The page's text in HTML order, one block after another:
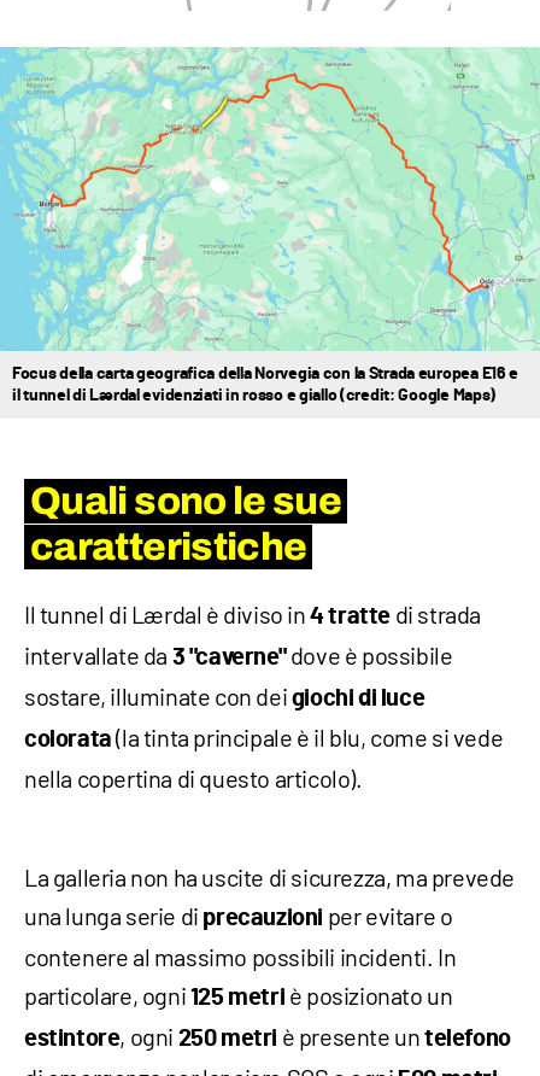
Focus della carta geografica della Norvegia con la Strada europea E16 e
il tunnel di Lærdal evidenziati in rosso e giallo (credit: Google Maps)
Quali sono le sue
caratteristiche
Il tunnel di Lærdal è diviso in4 tratte di strada
intervallate da 3 "caverne"dove è possibile
sostare, illuminate con dei giochi di luce
colorata (la tinta principale è il blu, come si vede
nella copertina di questo articolo).
La galleria non ha uscite di sicurezza, ma prevede
una lunga serie di precauzioni per evitare o
contenere al massimo possibili incidenti. In
particolare, ogni 125 metri è posizionato un
estintore, ogni 250 metri è presente untelefono